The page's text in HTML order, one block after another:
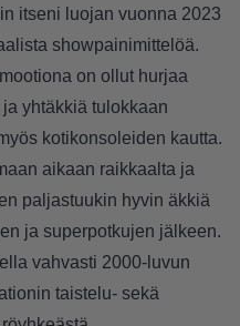
itseni luojan vuonna 2023
showpainimittelöä.
on ollut hurjaa
yhtäkkiä tulokkaan
kotikonsoleiden kautta.
aikaan raikkaalta ja
paljastuukin hyvin äkkiä
ja superpotkujen jälkeen.
vahvasti 2000-luvun
taistelu- sekä